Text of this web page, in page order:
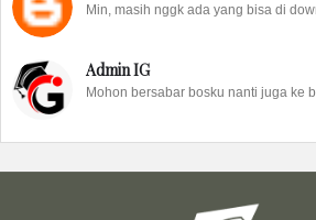
Min, masih nggk ada yang bisa di
Admin IG
Mohon bersabar bosku nanti juga ke